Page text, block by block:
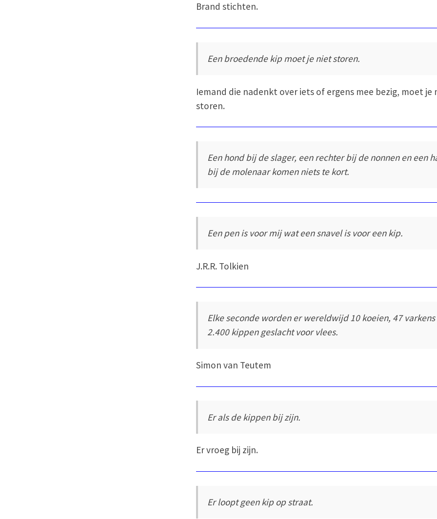
Brand stichten.
Een broedende kip moet je niet storen.
Iemand die nadenkt over iets of ergens mee bezig, moet je
storen.
Een hond bij de slager, een rechter bij de nonnen en een
bij de molenaar komen niets te kort.
Een pen is voor mij wat een snavel is voor een kip.
J.R.R. Tolkien
Elke seconde worden er wereldwijd 10 koeien, 47 varkens
2.400 kippen geslacht voor vlees.
Simon van Teutem
Er als de kippen bij zijn.
Er vroeg bij zijn.
Er loopt geen kip op straat.